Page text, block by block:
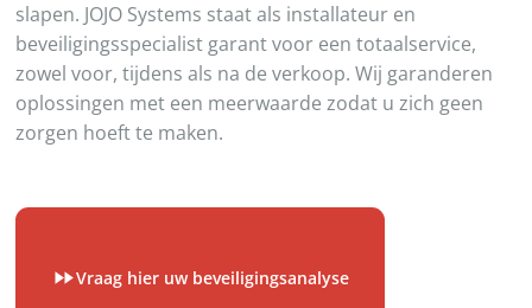
slapen. JOJO Systems staat als installateur en
beveiligingsspecialist garant voor een totaalservice,
zowel voor, tijdens als na de verkoop. Wij garanderen
oplossingen met een meerwaarde zodat u zich geen
zorgen hoeft te maken.
Vraag hier uw beveiligingsanalyse